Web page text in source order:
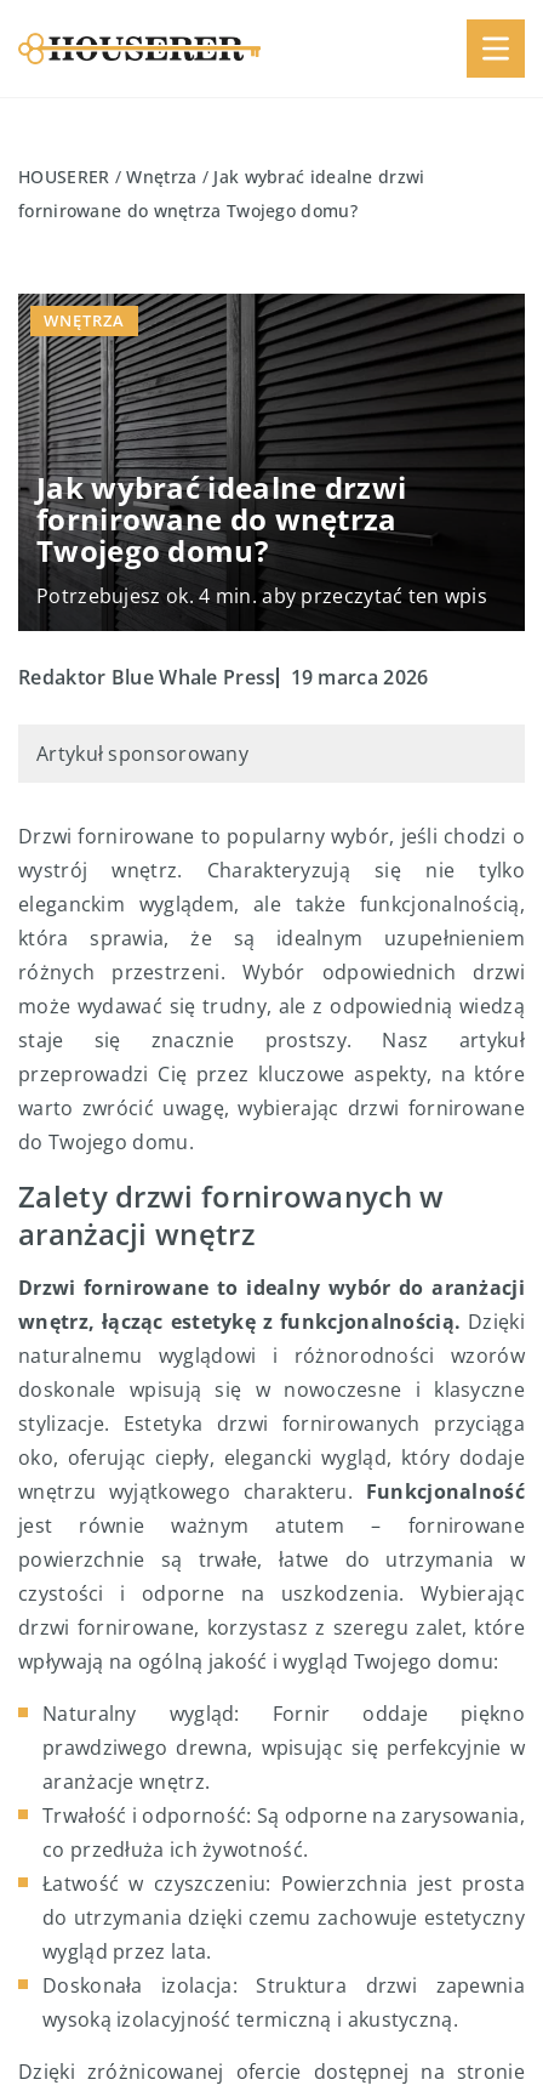
HOUSERER /Wnętrza / Jak wybrać idealne drzwi
fornirowane do wnętrza Twojego domu?
Jak wybrać idealne drzwi
fornirowane do wnętrza
Twojego domu?
Potrzebujesz ok. 4 min. aby przeczytać ten wpis
WNĘTRZA
Redaktor Blue Whale Press 19 marca 2026
Artykuł sponsorowany
Drzwi fornirowane to popularny wybór, jeśli chodzi o
wystrój wnętrz. Charakteryzują się nie tylko
eleganckim wyglądem, ale także funkcjonalnością,
która sprawia, że są idealnym uzupełnieniem
różnych przestrzeni. Wybór odpowiednich drzwi
może wydawać się trudny, ale z odpowiednią wiedzą
staje się znacznie prostszy. Nasz artykuł
przeprowadzi Cię przez kluczowe aspekty, na które
warto zwrócić uwagę, wybierając drzwi fornirowane
do Twojego domu.
Zalety drzwi fornirowanych w
aranżacji wnętrz
Drzwi fornirowane to idealny wybór do aranżacji
wnętrz, łącząc estetykę z funkcjonalnością. Dzięki
naturalnemu wyglądowi i różnorodności wzorów
doskonale wpisują się w nowoczesne i klasyczne
stylizacje. Estetyka drzwi fornirowanych przyciąga
oko, oferując ciepły, elegancki wygląd, który dodaje
wnętrzu wyjątkowego charakteru. Funkcjonalność
jest równie ważnym atutem – fornirowane
powierzchnie są trwałe, łatwe do utrzymania w
czystości i odporne na uszkodzenia. Wybierając
drzwi fornirowane, korzystasz z szeregu zalet, które
wpływają na ogólną jakość i wygląd Twojego domu:
Naturalny wygląd: Fornir oddaje piękno
prawdziwego drewna, wpisując się perfekcyjnie w
aranżacje wnętrz.
Trwałość i odporność: Są odporne na zarysowania,
co przedłuża ich żywotność.
Łatwość w czyszczeniu: Powierzchnia jest prosta
do utrzymania dzięki czemu zachowuje estetyczny
wygląd przez lata.
Doskonała izolacja: Struktura drzwi zapewnia
wysoką izolacyjność termiczną i akustyczną.
Dzięki zróżnicowanej ofercie dostępnej na stronie